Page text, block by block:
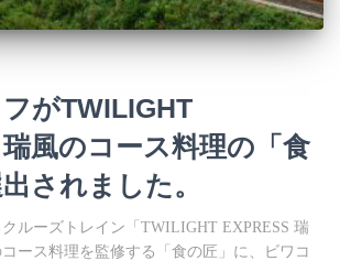
がTWILIGHT
風のコース料理の「食
されました。
ルーズトレイン「TWILIGHT EXPRESS 瑞
ース料理を監修する「食の匠」に、ビワコ